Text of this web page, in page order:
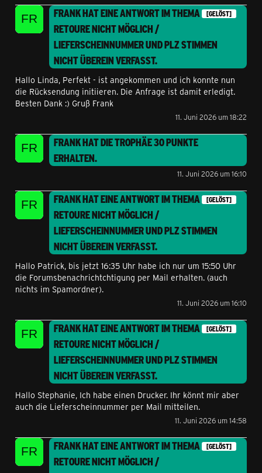
FRANKHAT EINE ANTWORT IM THEMA [GELÖST]
RETOURE NICHT MÖGLICH /
LIEFERSCHEINNUMMER UND PLZ STIMMEN
NICHT ÜBEREINVERFASST.
Hallo Linda, Perfekt - ist angekommen und ich konnte nun
die Rücksendung initiieren. Die Anfrage ist damit erledigt.
Besten Dank :) Gruß Frank
11. Juni 2026 um 18:22
FRANKHAT DIE TROPHÄE30 PUNKTE
ERHALTEN.
11. Juni 2026 um 16:10
FRANKHAT EINE ANTWORT IM THEMA [GELÖST]
RETOURE NICHT MÖGLICH /
LIEFERSCHEINNUMMER UND PLZ STIMMEN
NICHT ÜBEREINVERFASST.
Hallo Patrick, bis jetzt 16:35 Uhr habe ich nur um 15:50 Uhr
die Forumsbenachrichtchtigung per Mail erhalten. (auch
nichts im Spamordner).
11. Juni 2026 um 16:10
FRANKHAT EINE ANTWORT IM THEMA [GELÖST]
RETOURE NICHT MÖGLICH /
LIEFERSCHEINNUMMER UND PLZ STIMMEN
NICHT ÜBEREINVERFASST.
Hallo Stephanie, Ich habe einen Drucker. Ihr könnt mir aber
auch die Lieferscheinnummer per Mail mitteilen.
11. Juni 2026 um 14:58
FRANKHAT EINE ANTWORT IM THEMA [GELÖST]
RETOURE NICHT MÖGLICH /